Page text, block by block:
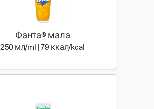
Фанта® мала
250 мл/ml | 79 ккал/kcal